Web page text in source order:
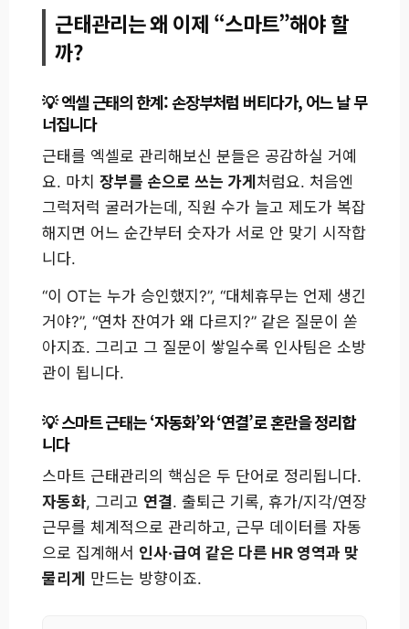
근태관리는 왜 이제 “스마트”해야 할
까?
엑셀 근태의 한계: 손장부처럼 버티다가, 어느 날 무
너집니다
근태를 엑셀로 관리해보신 분들은 공감하실 거예
요. 마치 장부를 손으로 쓰는 가게 처럼요. 처음엔
그럭저럭 굴러가는데, 직원 수가 늘고 제도가 복잡
해지면 어느 순간부터 숫자가 서로 안 맞기 시작합
니다.
“이 OT는 누가 승인했지?”, “대체휴무는 언제 생긴
거야?”, “연차 잔여가 왜 다르지?” 같은 질문이 쏟
아지죠. 그리고 그 질문이 쌓일수록 인사팀은 소방
관이 됩니다.
스마트 근태는 ‘자동화’와 ‘연결’로 혼란을 정리합
니다
스마트 근태관리의 핵심은 두 단어로 정리됩니다.
자동화, 그리고 연결. 출퇴근 기록, 휴가/지각/연장
근무를 체계적으로 관리하고, 근무 데이터를 자동
으로 집계해서 인사·급여 같은 다른 HR 영역과 맞
물리게
만드는 방향이죠.